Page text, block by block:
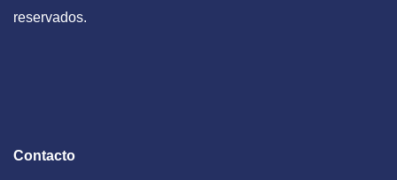
reservados.
Contacto